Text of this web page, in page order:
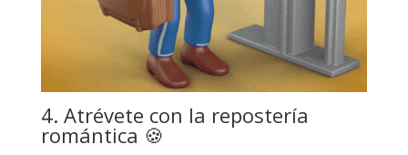
4. Atrévete con la repostería
romántica 🍪